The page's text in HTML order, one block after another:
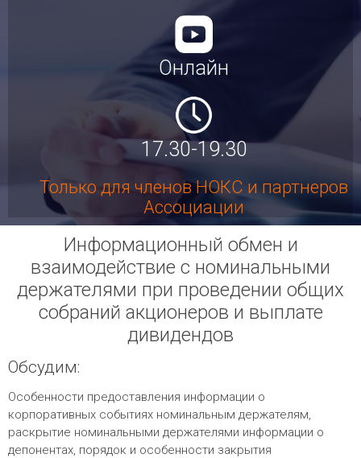
Онлайн
17.30-19.30
Только для членов НОКС и партнеров
Ассоциации
Информационный обмен и
взаимодействие с номинальными
держателями при проведении общих
собраний акционеров и выплате
дивидендов
Обсудим:
Особенности предоставления информации о
корпоративных событиях номинальным держателям,
раскрытие номинальными держателями информации о
депонентах, порядок и особенности закрытия